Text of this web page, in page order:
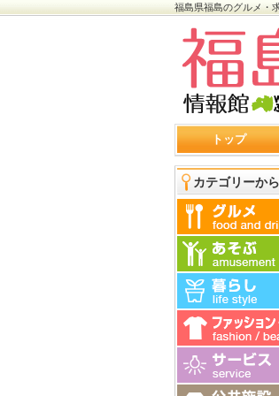
福島県福島のグルメ・
トップ
カテゴリーか